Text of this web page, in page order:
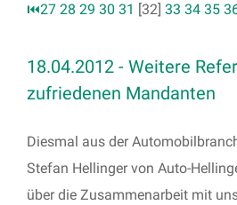
⏮27 28 29 30 31 [32] 33 34 35
18.04.2012 - Weitere
zufriedenen Mandanten
Diesmal aus der
Stefan Hellinger von Auto-
über die Zusammenarbeit mit